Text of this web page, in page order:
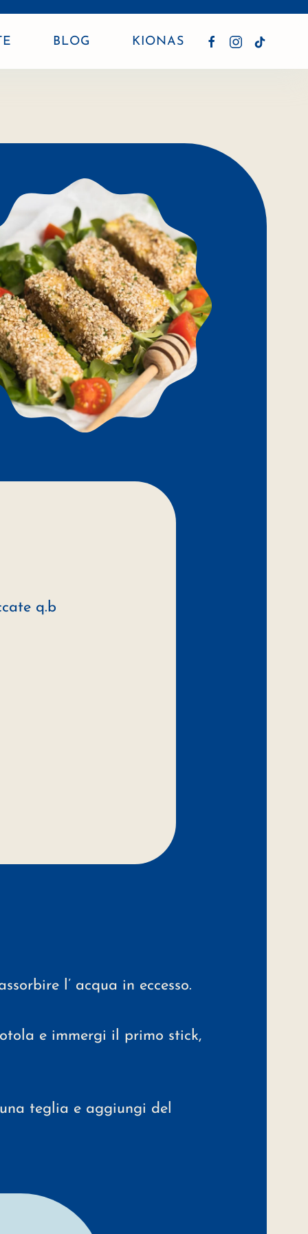
BLOG KIONAS
q.b
l’ acqua in eccesso.
e immergi il primo stick,
teglia e aggiungi del